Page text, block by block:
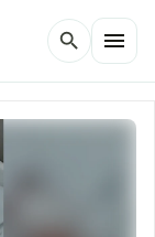
search menu